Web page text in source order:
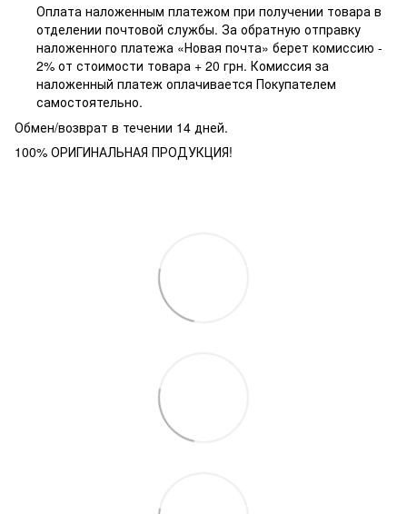
Оплата наложенным платежом при получении товара в
отделении почтовой службы. За обратную отправку
наложенного платежа «Новая почта» берет комиссию -
2% от стоимости товара + 20 грн. Комиссия за
наложенный платеж оплачивается Покупателем
самостоятельно.
Обмен/возврат в течении 14 дней.
100% ОРИГИНАЛЬНАЯ ПРОДУКЦИЯ!